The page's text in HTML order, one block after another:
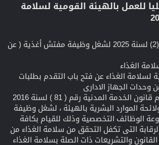
للعمل بالهيئة القومية لسلامة
إعـلان توظيف رقم (2) لسنة 2025 لشغل وظيفة مفتش أغذية ( عن
الغذاء
لسلامة الغذاء عن فتح باب التقدم بطلبات
وحدات الجهاز الادارى
بالدولة طبقاً لأحكام قانون الخدمة المدنية رقم ( 81 ) لسنة 2016
الموارد البشرية بالهيئة ، لشغل وظيفة
الوظائف التخصصية وذلك للقيام بكافة
التى تكفل التحقق من سلامة الغذاء من
والتشريعات ذات الصلة بسلامة الغذاء